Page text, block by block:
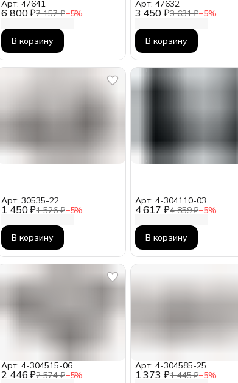
6 800 ₽7 157 ₽−5%
Арт: 47641
В корзину
3 450 ₽3 631 ₽−5%
Арт: 47632
В корзину
1 450 ₽1 526 ₽−5%
Арт: 30535-22
В корзину
4 617 ₽4 859 ₽−5%
Арт: 4-304110-03
В корзину
2 446 ₽2 574 ₽−5%
Арт: 4-304515-06
1 373 ₽1 445 ₽−5%
Арт: 4-304585-25